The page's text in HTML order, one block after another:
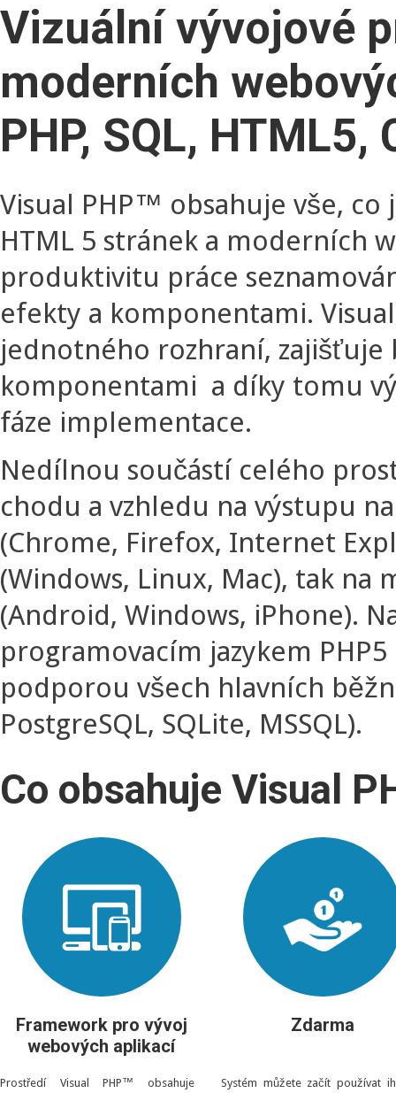
Vizuální vývojové
moderních
PHP, SQL,
Visual PHP™ obsahuje vše,
HTML 5 stránek a moderních
produktivitu práce
efekty a komponentami.
jednotného rozhraní,
komponentami a díky tomu
fáze implementace.
Nedílnou součástí celého
chodu a vzhledu na výstupu
(Chrome, Firefox, Internet
(Windows, Linux, Mac), tak
(Android, Windows, iPhone).
programovacím jazykem
podporou všech hlavních
PostgreSQL, SQLite, MSSQL).
Co obsahuje Visual
Framework pro vývoj
webových aplikací
Prostředí Visual PHP™ obsahuje
Zdarma
Systém můžete začít používat